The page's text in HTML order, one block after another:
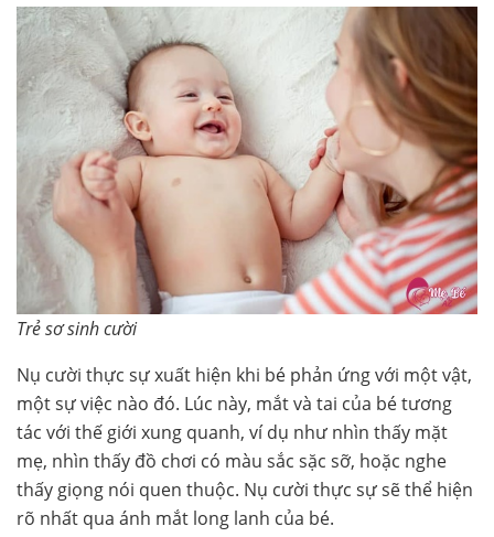
Trẻ sơ sinh cười
Nụ cười thực sự xuất hiện khi bé phản ứng với một vật,
một sự việc nào đó. Lúc này, mắt và tai của bé tương
tác với thế giới xung quanh, ví dụ như nhìn thấy mặt
mẹ, nhìn thấy đồ chơi có màu sắc sặc sỡ, hoặc nghe
thấy giọng nói quen thuộc. Nụ cười thực sự sẽ thể hiện
rõ nhất qua ánh mắt long lanh của bé.